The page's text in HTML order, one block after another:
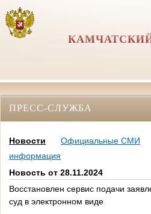
ПРЕСС-СЛУЖБА
Новости Официальные СМИ
информация
Новость от 28.11.2024
Восстановлен сервис подачи
суд в электронном виде